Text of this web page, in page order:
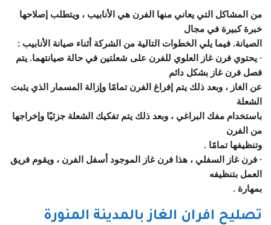
من المشاكل التي يعاني منها الفرن هي الأنابيب ، ويتطلب إصلاحها
خبرة كبيرة في مجال
الصيانة. فيما يلي الخطوات التالية من الشركة أثناء صيانة الأنابيب :
· يحتوي فرن غاز العلوي للفرن على شعلتين في حالة صيانتهما. يتم
فصل فرن غاز بشكل دائم
عن الغاز ، وبعد ذلك يتم إفراغ الفرن تمامًا وإزالة المسمار الذي يثبت
الشعلة
باستخدام مفك البراغي ، وبعد ذلك يتم تفكيك الشعلة جزئيًا وإخراجها
من الفرن
وتنظيفها تمامًا .
· فرن غاز السفلي ، هذا فرن غاز الموجود أسفل الفرن ، ويقوم فريق
العمل بتنظيفه
بمهارة .
تصليح افران الغاز بالمدينة المنورة